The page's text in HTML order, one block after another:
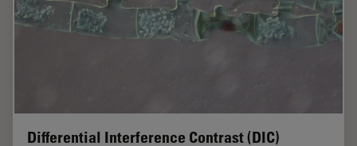
Differential Interference Contrast (DIC)